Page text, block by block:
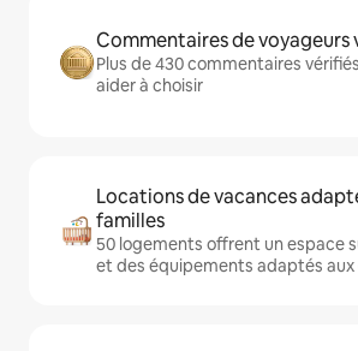
Commentaires de voyageurs
Plus de 430 commentaires
aider à choisir
Locations de vacances
familles
50 logements offrent un espace
et des équipements adaptés